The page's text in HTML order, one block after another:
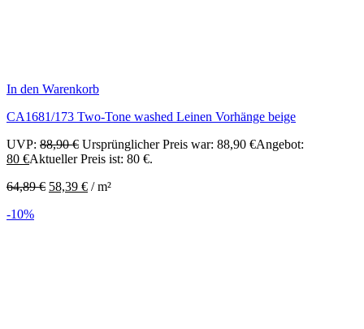
In den Warenkorb
CA1681/173 Two-Tone washed Leinen Vorhänge beige
UVP: 88,90€ Ursprünglicher Preis war: 88,90 €Angebot:
80 €Aktueller Preis ist: 80 €.
64,89€ 58,39 € /m²
-10%